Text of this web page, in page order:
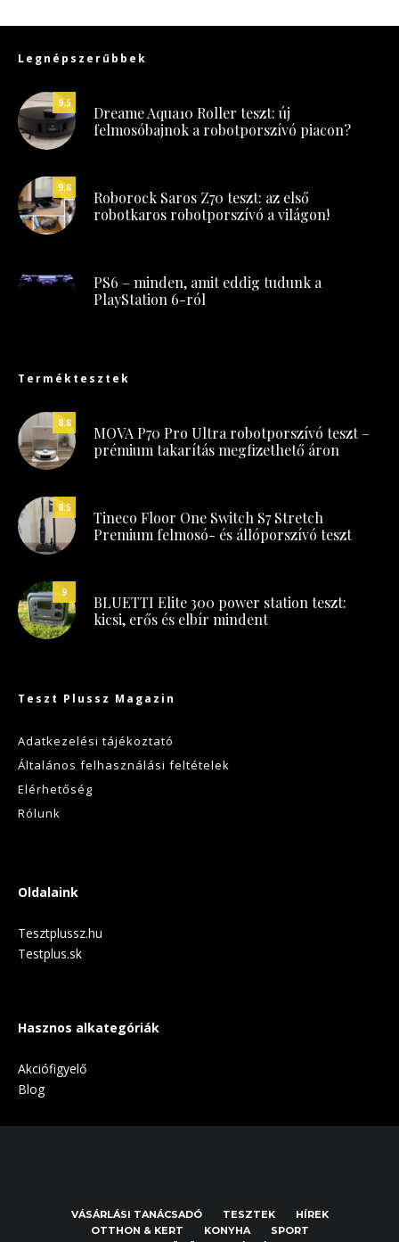
Legnépszerűbbek
9.5
Dreame Aqua10 Roller teszt: új
felmosóbajnok a robotporszívó piacon?
9.8
Roborock Saros Z70 teszt: az első
robotkaros robotporszívó a világon!
PS6 – minden, amit eddig tudunk a
PlayStation 6-ról
Terméktesztek
8.8
MOVA P70 Pro Ultra robotporszívó teszt –
prémium takarítás megfizethető áron
8.5
Tineco Floor One Switch S7 Stretch
Premium felmosó- és állóporszívó teszt
9
BLUETTI Elite 300 power station teszt:
kicsi, erős és elbír mindent
Teszt Plussz Magazin
Adatkezelési tájékoztató
Általános felhasználási feltételek
Elérhetőség
Rólunk
Oldalaink
Tesztplussz.hu
Testplus.sk
Hasznos alkategóriák
Akciófigyelő
Blog
VÁSÁRLÁSI TANÁCSADÓ TESZTEK
HÍREK
OTTHON & KERT
KONYHA
SPORT